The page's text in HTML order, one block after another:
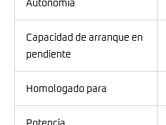
Autonomía
Capacidad de arranque en
pendiente
Homologado para